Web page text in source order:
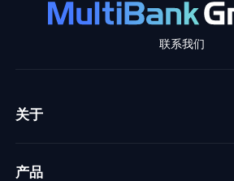
联系我们
关于
产品